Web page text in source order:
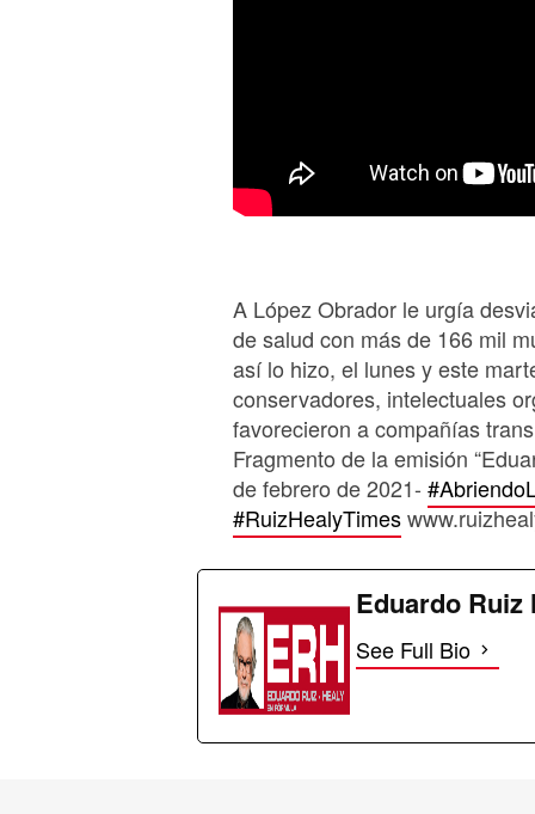
A López Obrador le urgía
de salud con más de 166 mil
así lo hizo, el lunes y este
conservadores, intelectuales
favorecieron a compañías
Fragmento de la emisión
de febrero de 2021-
#RuizHealyTimes
Eduardo Ruiz
See Full Bio